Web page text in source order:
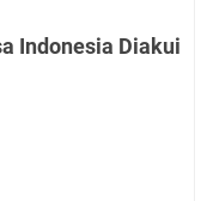
Indonesia Diakui